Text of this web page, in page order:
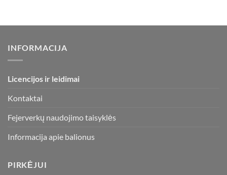
INFORMACIJA
Licencijos ir leidimai
Kontaktai
Fejerverkų naudojimo taisyklės
Informacija apie balionus
PIRKĖJUI